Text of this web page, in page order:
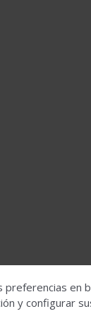
en
y configurar